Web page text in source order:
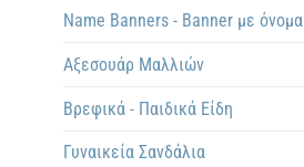
Name Banners - Banner με όνομα
Αξεσουάρ Μαλλιών
Βρεφικά - Παιδικά Είδη
Γυναικεία Σανδάλια